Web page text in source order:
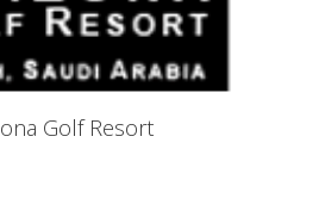
Golf Resort